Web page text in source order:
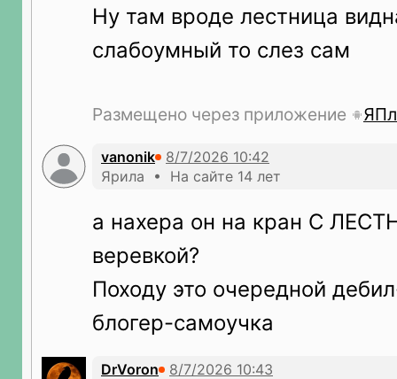
Ну там вроде лестница
слабоумный то слез сам
Размещено через приложение
vanonik
Ярила • На сайте 14 лет
а нахера он на кран С
веревкой?
Походу это очередной
блогер-самоучка
DrVoron